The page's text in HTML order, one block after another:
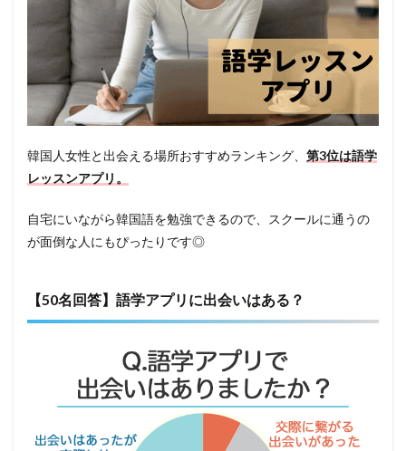
韓国人女性と出会える場所おすすめランキング、 第3位は語学
レッスンアプリ。
自宅にいながら韓国語を勉強できるので、スクールに通うの
が面倒な人にもぴったりです◎
【50名回答】語学アプリに出会いはある？